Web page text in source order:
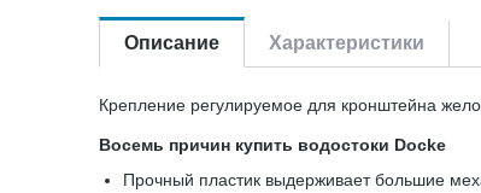
Описание Характеристики
Крепление регулируемое для кронштейна
Восемь причин купить водостоки Docke
Прочный пластик выдерживает большие